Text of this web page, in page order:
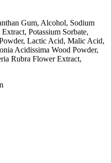
Gum, Alcohol, Sodium
Potassium Sorbate,
Lactic Acid, Malic Acid,
Acidissima Wood Powder,
Rubra Flower Extract,